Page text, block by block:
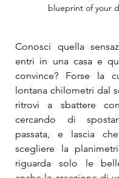
blueprint of your
Conosci quella
entri in una casa e
convince? Forse la
lontana chilometri dal
ritrovi a sbattere
cercando di
passata, e lascia
scegliere la
riguarda solo le